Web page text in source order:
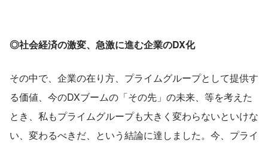
◎社会経済の激変、急激に進む企業のDX化
その中で、企業の在り方、プライムグループとして提供す
る価値、今のDXブームの「その先」の未来、等を考えた
とき、私もプライムグループも大きく変わらないといけな
い、変わるべきだ、という結論に達しました。今、プライ